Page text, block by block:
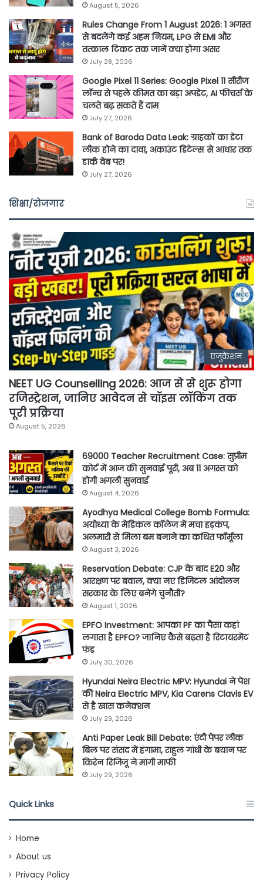
August 5, 2026
Rules Change From 1 August 2026: 1 अगस्त
से बदलेंगे कई अहम नियम, LPG से EMI और
तत्काल टिकट तक जानें क्या होगा असर
July 28, 2026
Google Pixel 11 Series: Google Pixel 11 सीरीज
लॉन्च से पहले कीमत का बड़ा अपडेट, AI फीचर्स के
चलते बढ़ सकते हैं दाम
July 27, 2026
Bank of Baroda Data Leak: ग्राहकों का डेटा
लीक होने का दावा, अकाउंट डिटेल्स से आधार तक
डार्क वेब पर!
July 27, 2026
शिक्षा/रोजगार
एजुकेशन
NEET UG Counselling 2026: आज से से शुरू होगा
रजिस्ट्रेशन, जानिए आवेदन से चॉइस लॉकिंग तक
पूरी प्रक्रिया
August 5, 2026
69000 Teacher Recruitment Case: सुप्रीम
कोर्ट में आज की सुनवाई पूरी, अब 11 अगस्त को
होगी अगली सुनवाई
August 4, 2026
Ayodhya Medical College Bomb Formula:
अयोध्या के मेडिकल कॉलेज में मचा हड़कंप,
अलमारी से मिला बम बनाने का कथित फॉर्मूला
August 3, 2026
Reservation Debate: CJP के बाद E20 और
आरक्षण पर बवाल, क्या नए डिजिटल आंदोलन
सरकार के लिए बनेंगे चुनौती?
August 1, 2026
EPFO Investment: आपका PF का पैसा कहां
लगाता है EPFO? जानिए कैसे बढ़ता है रिटायरमेंट
फंड
July 30, 2026
Hyundai Neira Electric MPV: Hyundai ने पेश
की Neira Electric MPV, Kia Carens Clavis EV
से है खास कनेक्शन
July 29, 2026
Anti Paper Leak Bill Debate: एंटी पेपर लीक
बिल पर संसद में हंगामा, राहुल गांधी के बयान पर
किरेन रिजिजू ने मांगी माफी
July 29, 2026
Quick Links
Home
About us
Privacy Policy